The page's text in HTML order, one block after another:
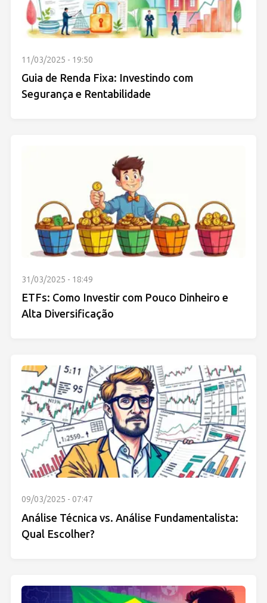
11/03/2025 - 19:50
Guia de Renda Fixa: Investindo com
Segurança e Rentabilidade
31/03/2025 - 18:49
ETFs: Como Investir com Pouco Dinheiro e
Alta Diversificação
09/03/2025 - 07:47
Análise Técnica vs. Análise Fundamentalista:
Qual Escolher?